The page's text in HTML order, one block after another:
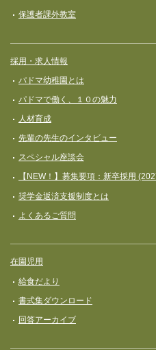
保護者課外教室
採用・求人情報
パドマ幼稚園とは
パドマで働く、１０の魅力
人材育成
先輩の先生のインタビュー
スペシャル座談会
【NEW！】募集要項：新卒採用
奨学⾦返済⽀援制度とは
よくあるご質問
在園児用
給食だより
書式集ダウンロード
回答アーカイブ